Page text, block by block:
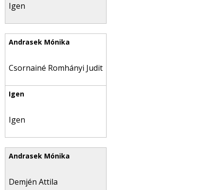
Igen
Csornainé Romhányi Judit
Igen
Demjén Attila